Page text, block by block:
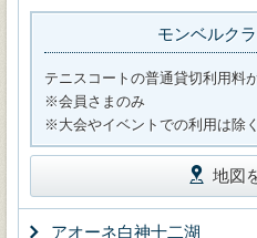
モンベルク
テニスコートの普通貸切利用料
※会員さまのみ
※大会やイベントでの利用は除く
地図
アオーネ白神十二湖